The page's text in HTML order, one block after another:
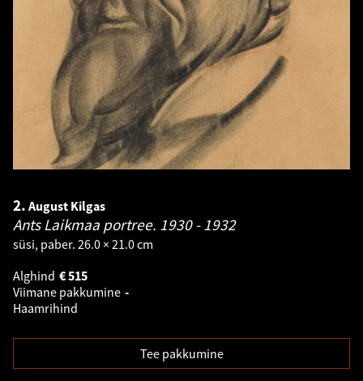
2. August Kilgas
Ants Laikmaa portree. 1930 - 1932
süsi, paber. 26.0 × 21.0 cm
Alghind
515
€
Viimane pakkumine -
Haamrihind
Tee pakkumine